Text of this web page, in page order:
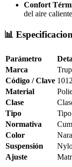
Confort
del aire
📊
Parámetro
Marca
Código / Clave
Material
Clase
Tipo
Normativa
Color
Suspensión
Ajuste